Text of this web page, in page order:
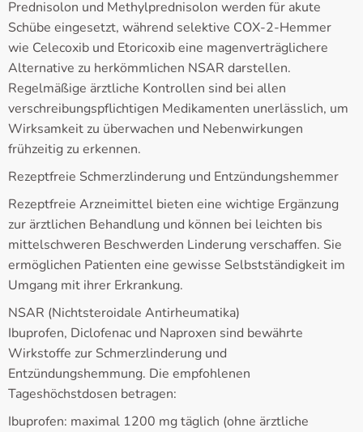
Prednisolon und Methylprednisolon werden für akute
Schübe eingesetzt, während selektive COX-2-Hemmer
wie Celecoxib und Etoricoxib eine magenverträglichere
Alternative zu herkömmlichen NSAR darstellen.
Regelmäßige ärztliche Kontrollen sind bei allen
verschreibungspflichtigen Medikamenten unerlässlich, um
Wirksamkeit zu überwachen und Nebenwirkungen
frühzeitig zu erkennen.
Rezeptfreie Schmerzlinderung und Entzündungshemmer
Rezeptfreie Arzneimittel bieten eine wichtige Ergänzung
zur ärztlichen Behandlung und können bei leichten bis
mittelschweren Beschwerden Linderung verschaffen. Sie
ermöglichen Patienten eine gewisse Selbstständigkeit im
Umgang mit ihrer Erkrankung.
NSAR (Nichtsteroidale Antirheumatika)
Ibuprofen, Diclofenac und Naproxen sind bewährte
Wirkstoffe zur Schmerzlinderung und
Entzündungshemmung. Die empfohlenen
Tageshöchstdosen betragen:
Ibuprofen: maximal 1200 mg täglich (ohne ärztliche